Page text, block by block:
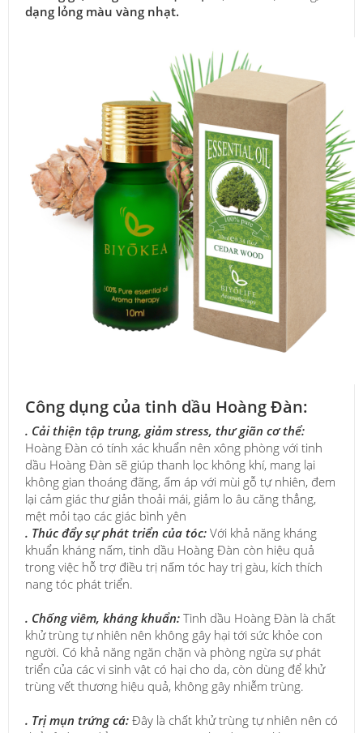
dạng lỏng màu vàng nhạt.
Công dụng của tinh dầu Hoàng Đàn:
. Cải thiện tập trung, giảm stress, thư giãn cơ thể:
Hoàng Đàn có tính xác khuẩn nên xông phòng với tinh
dầu Hoàng Đàn sẽ giúp thanh lọc không khí, mang lại
không gian thoáng đãng, ấm áp với mùi gỗ tự nhiên, đem
lại cảm giác thư giản thoải mái, giảm lo âu căng thẳng,
mệt mỏi tạo các giác bình yên
. Thúc đẩy sự phát triển của tóc: Với khả năng kháng
khuẩn kháng nấm, tinh dầu Hoàng Đàn còn hiệu quả
trong việc hỗ trợ điều trị nấm tóc hay trị gàu, kích thích
nang tóc phát triển.
. Chống viêm, kháng khuẩn: Tinh dầu Hoàng Đàn là chất
khử trùng tự nhiên nên không gây hại tới sức khỏe con
người. Có khả năng ngăn chặn và phòng ngừa sự phát
triển của các vi sinh vật có hại cho da, còn dùng để khử
trùng vết thương hiệu quả, không gây nhiễm trùng.
. Trị mụn trứng cá: Đây là chất khử trùng tự nhiên nên có